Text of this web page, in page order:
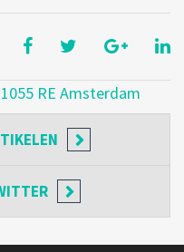
RE Amsterdam